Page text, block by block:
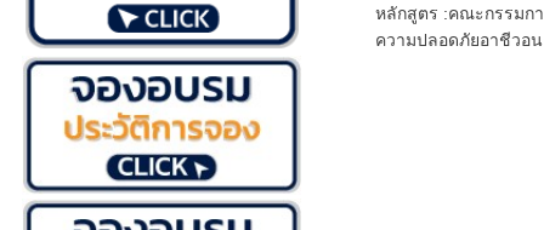
หลักสูตร :คณะกรรมก
ความปลอดภัยอาชีวอ